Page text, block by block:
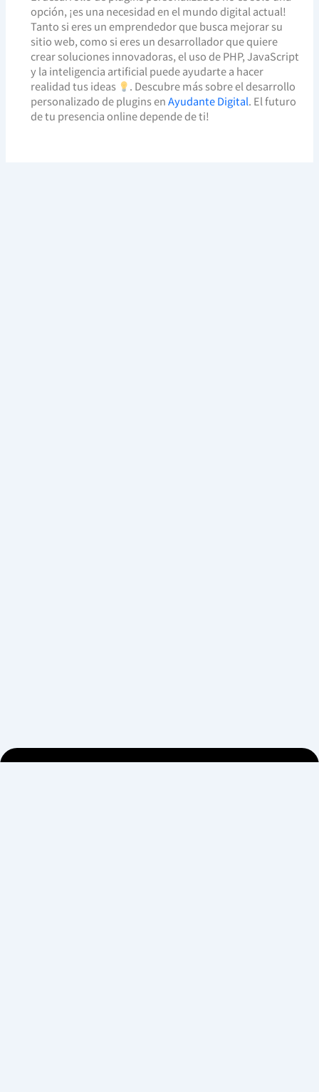
opción, ¡es una necesidad en el mundo digital actual!
Tanto si eres un emprendedor que busca mejorar su
sitio web, como si eres un desarrollador que quiere
crear soluciones innovadoras, el uso de PHP, JavaScript
y la inteligencia artificial puede ayudarte a hacer
realidad tus ideas
. Descubre más sobre el desarrollo
personalizado de plugins enAyudante Digital. El futuro
de tu presencia online depende de ti!